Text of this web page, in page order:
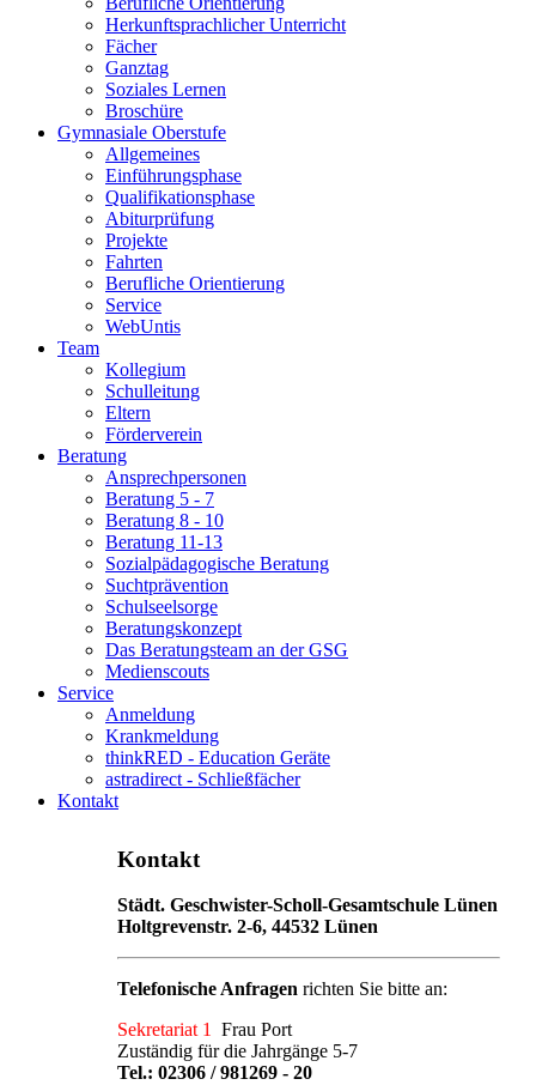
Herkunftsprachlicher Unterricht
Fächer
Ganztag
Soziales Lernen
Broschüre
Gymnasiale Oberstufe
Allgemeines
Einführungsphase
Qualifikationsphase
Abiturprüfung
Projekte
Fahrten
Berufliche Orientierung
Service
WebUntis
Team
Kollegium
Schulleitung
Eltern
Förderverein
Beratung
Ansprechpersonen
Beratung 5 - 7
Beratung 8 - 10
Beratung 11-13
Sozialpädagogische Beratung
Suchtprävention
Schulseelsorge
Beratungskonzept
Das Beratungsteam an der GSG
Medienscouts
Service
Anmeldung
Krankmeldung
thinkRED - Education Geräte
astradirect - Schließfächer
Kontakt
Kontakt
Städt. Geschwister-Scholl-Gesamtschule Lünen
Holtgrevenstr. 2-6, 44532 Lünen
Telefonische Anfragen richten Sie bitte an:
Sekretariat 1 Frau Port
Zuständig für die Jahrgänge 5-7
Tel.: 02306 / 981269 - 20